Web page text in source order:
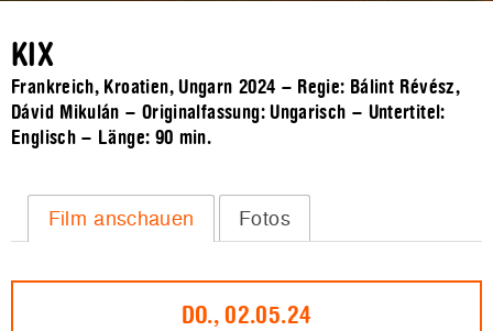
KIX
Frankreich, Kroatien, Ungarn 2024 – Regie: Bálint Révész,
Dávid Mikulán – Originalfassung: Ungarisch – Untertitel:
Englisch – Länge: 90 min.
Film anschauen Fotos
DO., 02.05.24